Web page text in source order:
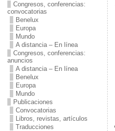
Congresos, conferencias:
convocatorias
Benelux
Europa
Mundo
A distancia – En línea
Congresos, conferencias:
anuncios
A distancia – En línea
Benelux
Europa
Mundo
Publicaciones
Convocatorias
Libros, revistas, artículos
Traducciones